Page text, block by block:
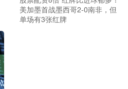
美加墨首战墨西哥2-0南非，但
单场有3张红牌